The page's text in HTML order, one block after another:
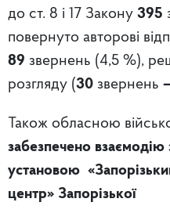
до ст. 8 і 17 Закону 395
повернуто авторові
89 звернень (4,5 %),
розгляду (30 звернень –
Також обласною
забезпечено
установою
центр» Запорізької